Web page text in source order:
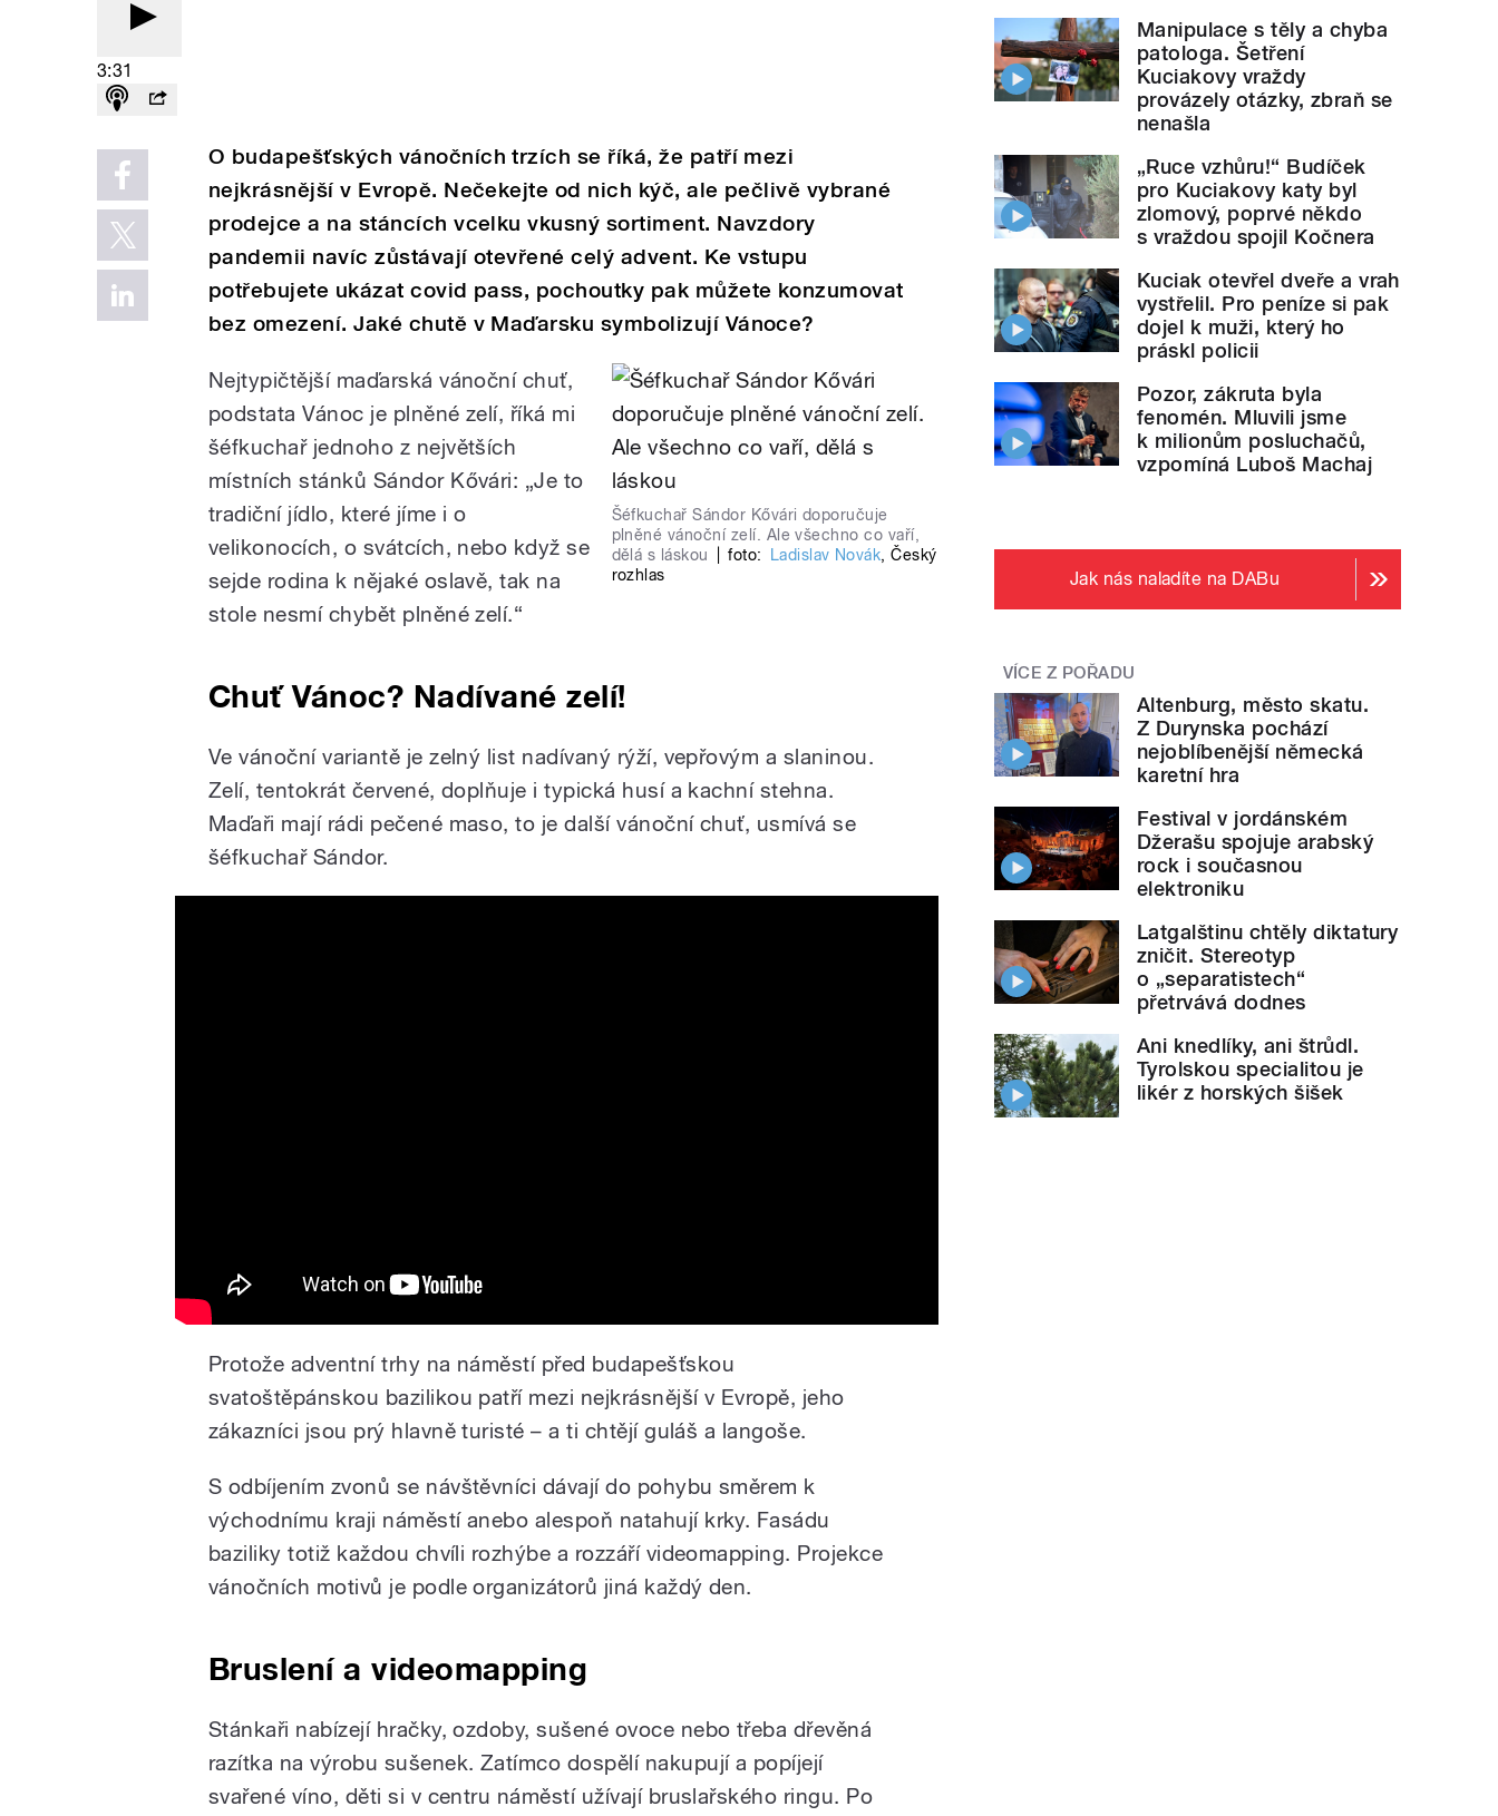
3:31
O budapešťských vánočních trzích se říká, že patří mezi
nejkrásnější v Evropě. Nečekejte od nich kýč, ale pečlivě vybrané
prodejce a na stáncích vcelku vkusný sortiment. Navzdory
pandemii navíc zůstávají otevřené celý advent. Ke vstupu
potřebujete ukázat covid pass, pochoutky pak můžete konzumovat
bez omezení. Jaké chutě v Maďarsku symbolizují Vánoce?
Šéfkuchař Sándor Kővári doporučuje
plněné vánoční zelí. Ale všechno co vaří,
dělá s láskou
foto: Ladislav Novák,Český
rozhlas
Nejtypičtější maďarská vánoční chuť,
podstata Vánoc je plněné zelí, říká mi
šéfkuchař jednoho z největších
místních stánků Sándor Kővári: „Je to
tradiční jídlo, které jíme i o
velikonocích, o svátcích, nebo když se
sejde rodina k nějaké oslavě, tak na
stole nesmí chybět plněné zelí.“
Chuť Vánoc? Nadívané zelí!
Ve vánoční variantě je zelný list nadívaný rýží, vepřovým a slaninou.
Zelí, tentokrát červené, doplňuje i typická husí a kachní stehna.
Maďaři mají rádi pečené maso, to je další vánoční chuť, usmívá se
šéfkuchař Sándor.
Protože adventní trhy na náměstí před budapešťskou
svatoštěpánskou bazilikou patří mezi nejkrásnější v Evropě, jeho
zákazníci jsou prý hlavně turisté – a ti chtějí guláš a langoše.
S odbíjením zvonů se návštěvníci dávají do pohybu směrem k
východnímu kraji náměstí anebo alespoň natahují krky. Fasádu
baziliky totiž každou chvíli rozhýbe a rozzáří videomapping. Projekce
vánočních motivů je podle organizátorů jiná každý den.
Bruslení a videomapping
Stánkaři nabízejí hračky, ozdoby, sušené ovoce nebo třeba dřevěná
razítka na výrobu sušenek. Zatímco dospělí nakupují a popíjejí
svařené víno, děti si v centru náměstí užívají bruslařského ringu. Po
Manipulace s těly a chyba
patologa. Šetření
Kuciakovy vraždy
provázely otázky, zbraň se
nenašla
„Ruce vzhůru!“ Budíček
pro Kuciakovy katy byl
zlomový, poprvé někdo
s vraždou spojil Kočnera
Kuciak otevřel dveře a vrah
vystřelil. Pro peníze si pak
dojel k muži, který ho
práskl policii
Pozor, zákruta byla
fenomén. Mluvili jsme
k milionům posluchačů,
vzpomíná Luboš Machaj
Jak nás naladíte na DABu
VÍCE Z POŘADU
Altenburg, město skatu.
Z Durynska pochází
nejoblíbenější německá
karetní hra
Festival v jordánském
Džerašu spojuje arabský
rock i současnou
elektroniku
Latgalštinu chtěly diktatury
zničit. Stereotyp
o „separatistech“
přetrvává dodnes
Ani knedlíky, ani štrůdl.
Tyrolskou specialitou je
likér z horských šišek